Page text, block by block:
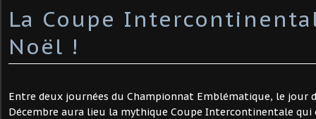
La Coupe
Noël !
Entre deux journées du Championnat Emblématique, le jour
Décembre aura lieu la mythique Coupe Intercontinentale qui